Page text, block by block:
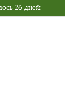
26 дней